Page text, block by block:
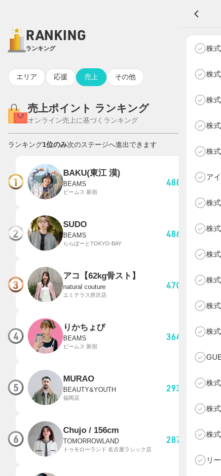
アパレル部門 物販部門 NEXT AGE
HOME
NEWS
投票方法
A
株
株
株
株
株
ア
株
株
株
株
株
株
株
株
株
リ
RANKING
ランキング
エリア 応援 売上 その他
売上ポイント ランキング
オンライン売上に基づくランキング
ランキング1位のみ次のステージへ進出できます
1
BAKU(東江 漠)
BEAMS
ビームス 新宿
488,358pt
2
SUDO
BEAMS
ららぽーとTOKYO-BAY
486,413pt
3
アコ【62kg骨スト】
natural couture
エミテラス所沢店
470,130pt
4
りかちょび
BEAMS
ビームス 新宿
364,651pt
5
MURAO
BEAUTY&YOUTH
福岡店
293,842pt
6
Chujo / 156cm
TOMORROWLAND
トゥモローランド 名古屋ラシック店
287,158pt